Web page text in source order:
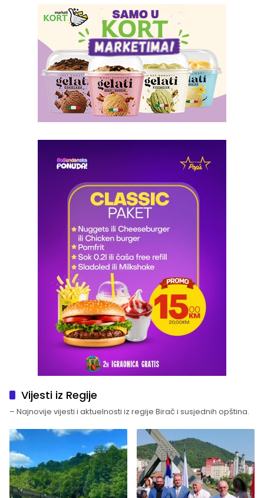
Vijesti iz Regije
– Najnovije vijesti i aktuelnosti iz regije Birač i susjednih opština.